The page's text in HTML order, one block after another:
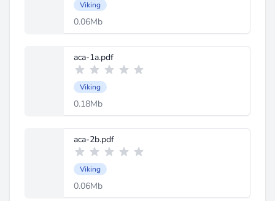
Viking
0.06Mb
aca-1a.pdf
Viking
0.18Mb
aca-2b.pdf
Viking
0.06Mb